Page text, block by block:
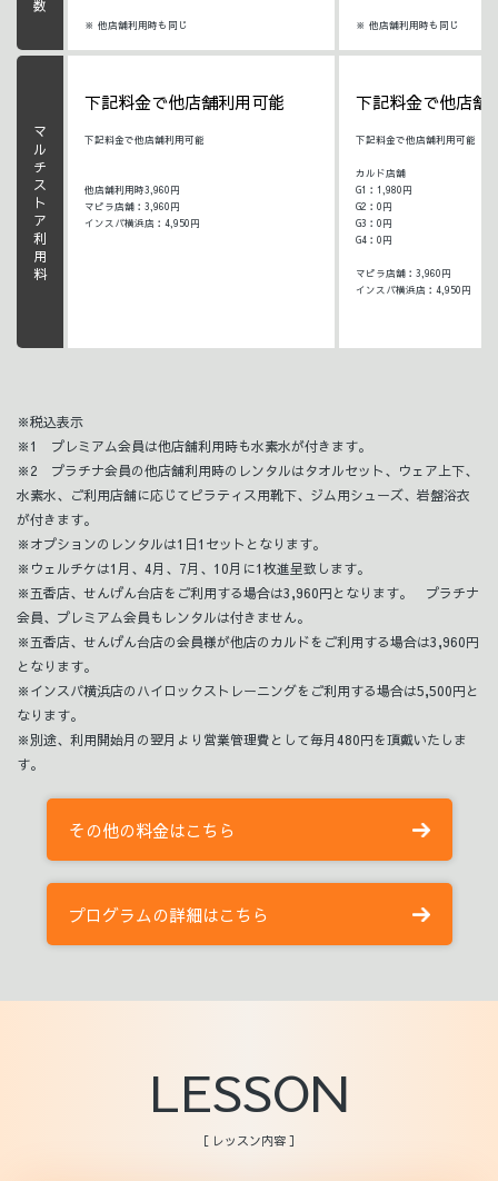
※ 他店舗利用時も同じ ※ 他店舗利用時も同じ
マルチストア利用料
下記料金で他店舗利用可能
下記料金で他店舗利用可能
他店舗利用時3,960円
マピラ店舗：3,960円
インスパ横浜店：4,950円
下記料金で他店舗
下記料金で他店舗利用可能
カルド店舗
G1：1,980円
G2：0円
G3：0円
G4：0円
マピラ店舗：3,960円
インスパ横浜店：4,950円
※税込表示
※1 プレミアム会員は他店舗利用時も水素水が付きます。
※2 プラチナ会員の他店舗利用時のレンタルはタオルセット、ウェア上下、
水素水、ご利用店舗に応じてピラティス用靴下、ジム用シューズ、岩盤浴衣
が付きます。
※オプションのレンタルは1日1セットとなります。
※ウェルチケは1月、4月、7月、10月に1枚進呈致します。
※五香店、せんげん台店をご利用する場合は3,960円となります。 プラチナ
会員、プレミアム会員もレンタルは付きません。
※五香店、せんげん台店の会員様が他店のカルドをご利用する場合は3,960円
となります。
※インスパ横浜店のハイロックストレーニングをご利用する場合は5,500円と
なります。
※別途、利用開始月の翌月より営業管理費として毎月480円を頂戴いたしま
す。
その他の料金はこちら
プログラムの詳細はこちら
LESSON
［ レッスン内容 ］